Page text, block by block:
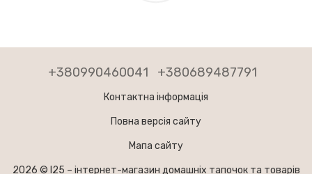
+380990460041 +380689487791
Контактна інформація
Повна версія сайту
Мапа сайту
2026 © I25 – інтернет-магазин домашніх тапочок та товарів